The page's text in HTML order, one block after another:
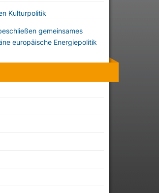
Kulturpolitik
gemeinsames
europäische Energiepolitik